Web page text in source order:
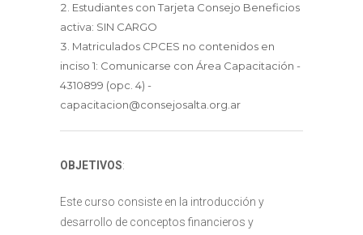
Estudiantes con Tarjeta Consejo Beneficios
activa: SIN CARGO
Matriculados CPCES no contenidos en
inciso 1: Comunicarse con Área Capacitación -
4310899 (opc. 4) -
capacitacion@consejosalta.org.ar
OBJETIVOS:
Este curso consiste en la introducción y
desarrollo de conceptos financieros y